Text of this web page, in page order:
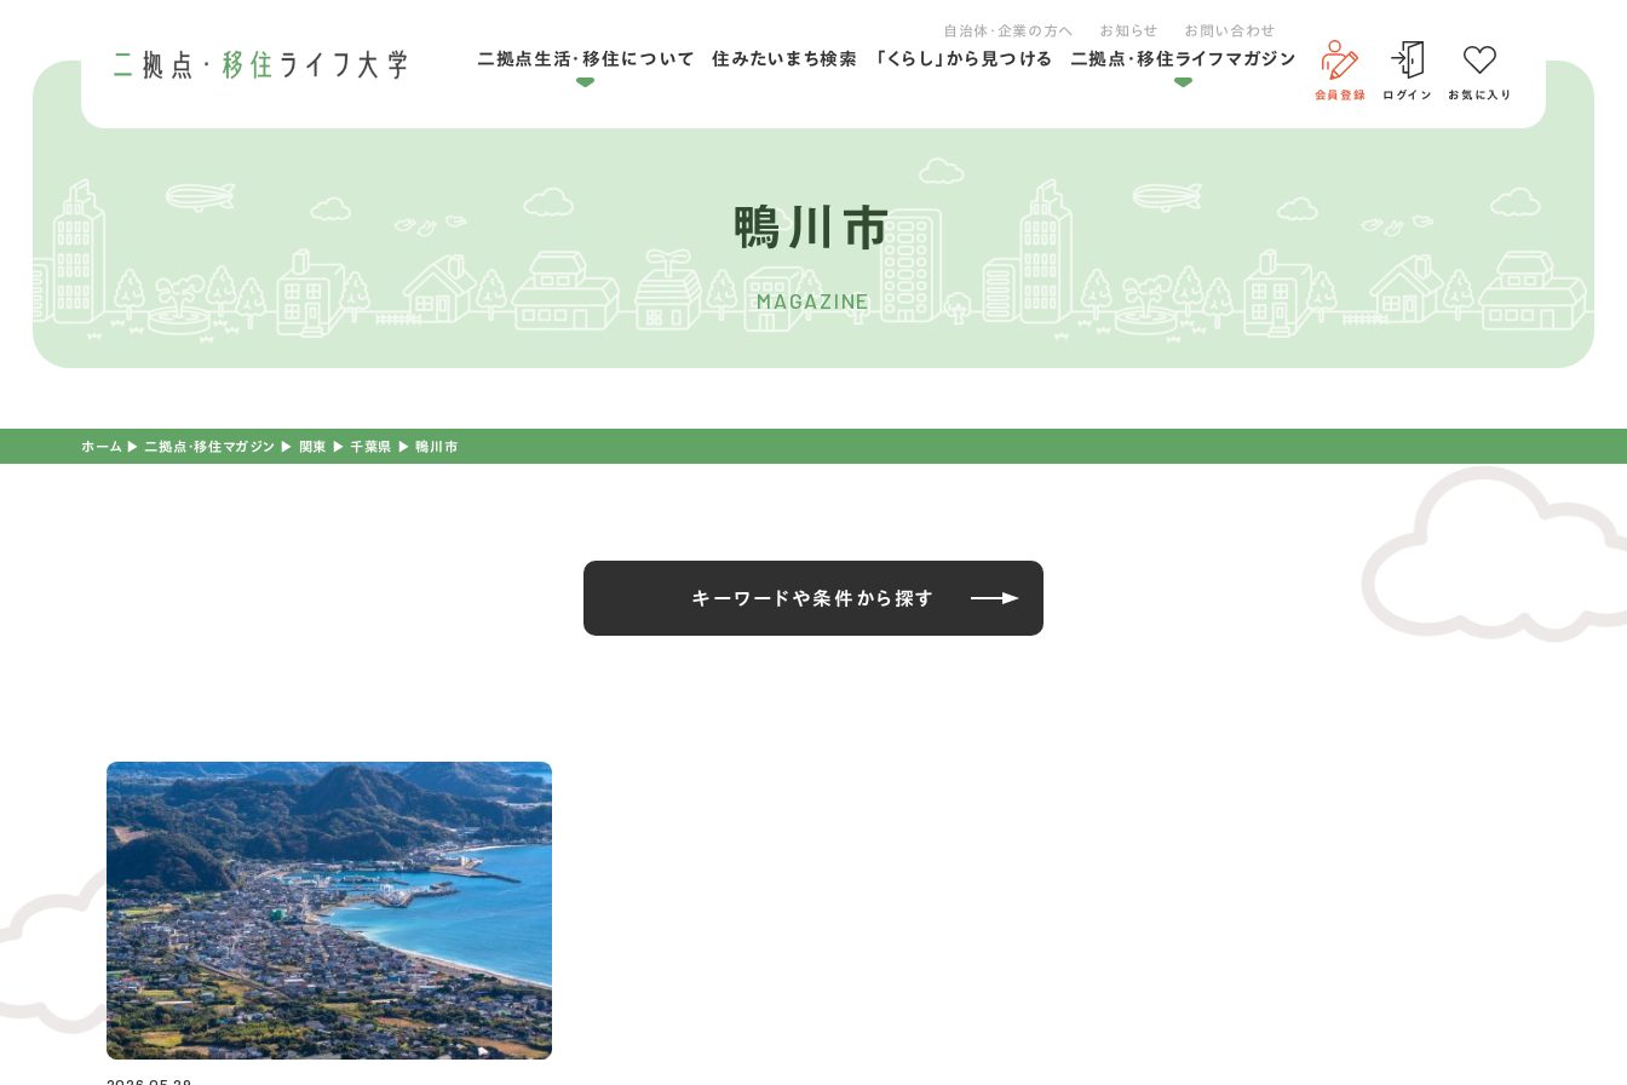
自治体・企業の方へ お知らせ お問い合わせ
二拠点生活・移住について
二拠点ライフを学ぶ
移住ライフを学ぶ
住みたいまち検索 「くらし」から見つける 二拠点・移住ライフマガジン
二拠点ライフ
移住ライフ
会員登録 ログイン お気に入り
鴨川市
MAGAZINE
ホーム ▶︎ 二拠点・移住マガジン ▶︎ 関東 ▶︎千葉県 ▶︎ 鴨川市
キーワードや条件から探す